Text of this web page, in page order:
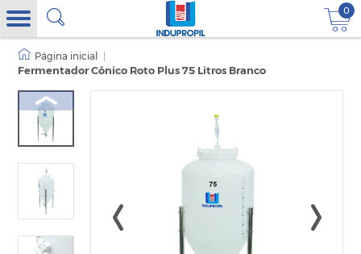
0
Fermentador Cônico Roto Plus 75 Litros Branco